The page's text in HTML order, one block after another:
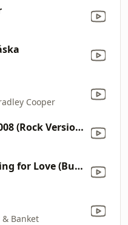
Cooper
Live Is Life 2008 (Rock Version)
I'd Do Anything for Love (But I Won't Do That) [Single Edit]
Banket